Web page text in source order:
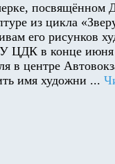
посвящённом
из цикла
его рисунков
ЦДК в конце июня
в центре
имя художни ...